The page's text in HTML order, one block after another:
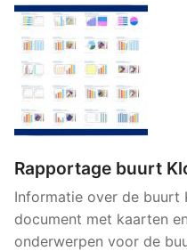
Rapportage buurt
Informatie over de buurt
document met kaarten
onderwerpen voor de